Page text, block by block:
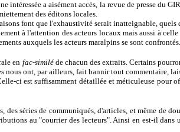
intéressée a aisément accès, la revue de presse du
des éditons locales.
font que l'exhaustivité serait inatteignable,
à l'attention des acteurs locaux mais aussi à
auxquels les acteurs maralpins se sont confrontés.
en fac-similéde chacun des extraits. Certains
ont, par ailleurs, fait bannir tout commentaire,
ci est suffisamment détaillée et méticuleuse
séries de communiqués, d'articles, et même de
au "courrier des lecteurs". Ainsi en est-il